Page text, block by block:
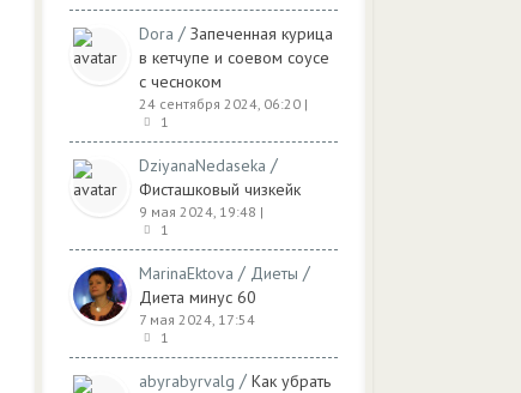
Dora / Запеченная курица
в кетчупе и соевом соусе
с чесноком
24 сентября 2024, 06:20 |
1
DziyanaNedaseka /
Фисташковый чизкейк
9 мая 2024, 19:48 |
1
MarinaEktova / Диеты /
Диета минус 60
7 мая 2024, 17:54
1
abyrabyrvalg / Как убрать